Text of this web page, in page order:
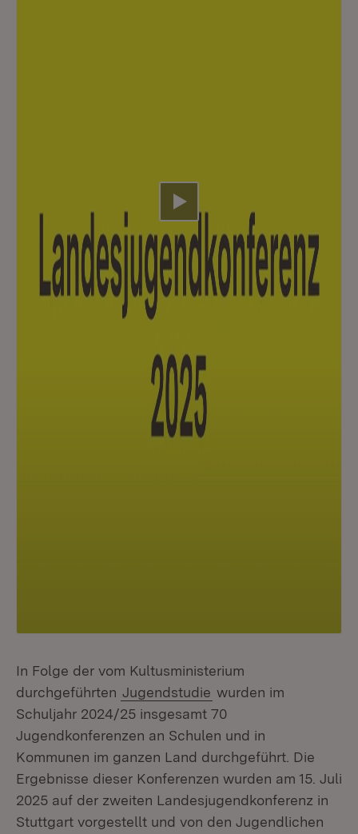
Video abspielen
In Folge der vom Kultusministerium
durchgeführten Jugendstudie wurden im
Schuljahr 2024/25 insgesamt 70
Jugendkonferenzen an Schulen und in
Kommunen im ganzen Land durchgeführt. Die
Ergebnisse dieser Konferenzen wurden am 15. Juli
2025 auf der zweiten Landesjugendkonferenz in
Stuttgart vorgestellt und von den Jugendlichen